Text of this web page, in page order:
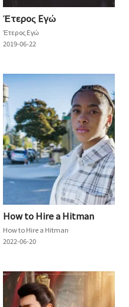
Έτερος Εγώ
Έτερος Εγώ
2019-06-22
How to Hire a Hitman
How to Hire a Hitman
2022-06-20